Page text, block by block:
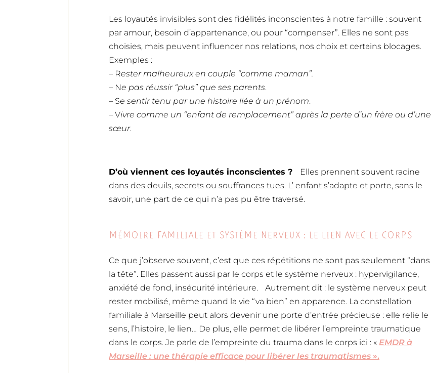
Les loyautés invisibles sont des fidélités inconscientes à notre famille : souvent
par amour, besoin d’appartenance, ou pour “compenser”. Elles ne sont pas
choisies, mais peuvent influencer nos relations, nos choix et certains blocages.
Exemples :
– Rester malheureux en couple “comme maman”.
– Ne pas réussir “plus” que ses parents.
– Se sentir tenu par une histoire liée à un prénom.
– Vivre comme un “enfant de remplacement” après la perte d’un frère ou d’une
sœur.
D’où viennent ces loyautés inconscientes ?
Elles prennent souvent racine
dans des deuils, secrets ou souffrances tues. L’ enfant s’adapte et porte, sans le
savoir, une part de ce qui n’a pas pu être traversé.
MÉMOIRE FAMILIALE ET SYSTÈME NERVEUX : LE LIEN AVEC LE CORPS
Ce que j’observe souvent, c’est que ces répétitions ne sont pas seulement “dans
la tête”. Elles passent aussi par le corps et le système nerveux : hypervigilance,
anxiété de fond, insécurité intérieure. Autrement dit : le système nerveux peut
rester mobilisé, même quand la vie “va bien” en apparence. La constellation
familiale à Marseille peut alors devenir une porte d’entrée précieuse : elle relie le
sens, l’histoire, le lien… De plus, elle permet de libérer l’empreinte traumatique
dans le corps. Je parle de l’empreinte du trauma dans le corps ici : « EMDR à
Marseille : une thérapie efficace pour libérer les traumatismes ».